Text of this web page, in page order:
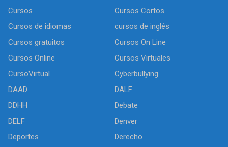
Cursos
Cursos Cortos
Cursos de idiomas
cursos de inglés
Cursos gratuitos
Cursos On Line
Cursos Online
Cursos Virtuales
CursoVirtual
Cyberbullying
DAAD
DALF
DDHH
Debate
DELF
Denver
Deportes
Derecho